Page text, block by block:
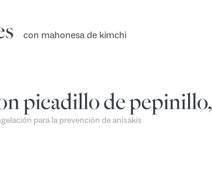
con mahonesa de kimchi
picadillo de pepinillo,
para la prevención de anisakis